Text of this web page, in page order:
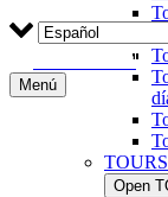
Open
RESERVAR
Menú